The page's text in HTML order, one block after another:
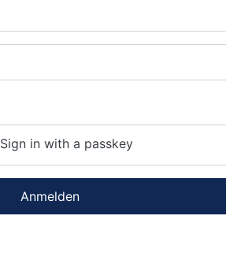
Sign in with a passkey
Anmelden